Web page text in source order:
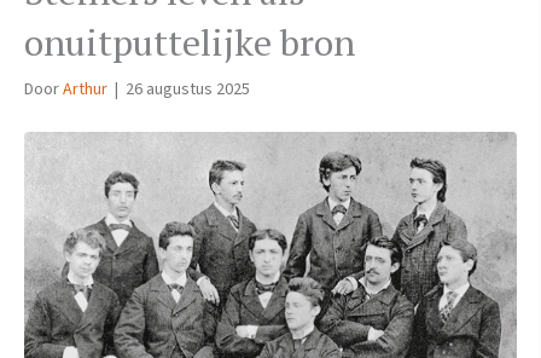
onuitputtelijke bron
DoorArthur | 26 augustus 2025